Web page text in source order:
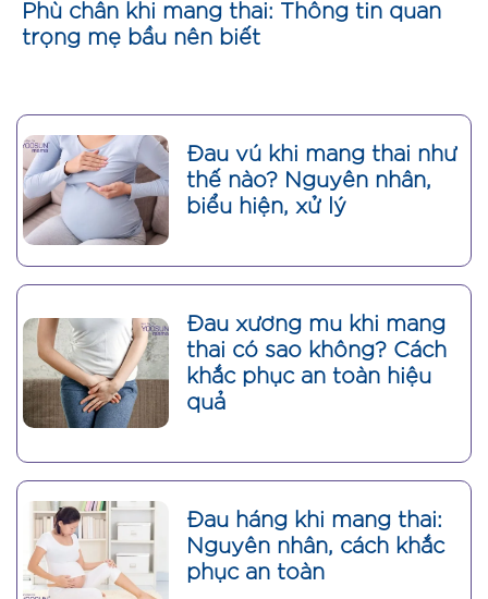
Phù chân khi mang thai: Thông tin quan
trọng mẹ bầu nên biết
Đau vú khi mang thai như
thế nào? Nguyên nhân,
biểu hiện, xử lý
Đau xương mu khi mang
thai có sao không? Cách
khắc phục an toàn hiệu
quả
Đau háng khi mang thai:
Nguyên nhân, cách khắc
phục an toàn